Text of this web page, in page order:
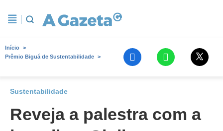
Início
Prêmio Biguá de Sustentabilidade
Sustentabilidade
Reveja a palestra com a